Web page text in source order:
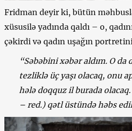
Fridman deyir ki, bütün
xüsusilə yadında qaldı – o,
çəkirdi və qadın uşağın
“Səbəbini xəbər aldım. O da
tezliklə üç yaşı olacaq, onu
hələ doqquz il burada
– red.) qətl üstündə həbs